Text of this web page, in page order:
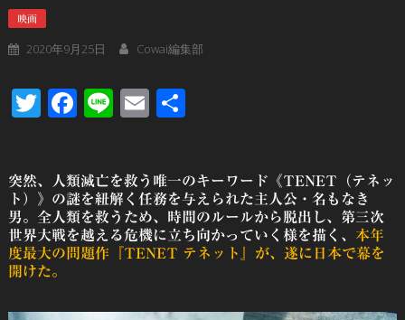
映画
2020年9月25日 Cowai編集部
Twitter
Facebook
LineEmail
突然、人類滅亡を救う唯一のキーワード《TENET（テネッ
ト）》の謎を紐解く任務を与えられた主人公・名もなき
男。全人類を救うため、時間のルールから脱出し、第三次
世界大戦を越える危機に立ち向かっていく様を描く、 本年
度最大の問題作『TENET テネット』が、遂に日本で幕を
開けた。